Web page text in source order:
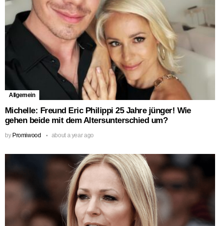
Allgemein
Michelle: Freund Eric Philippi 25 Jahre jünger! Wie
gehen beide mit dem Altersunterschied um?
by Promiwood about a year ago